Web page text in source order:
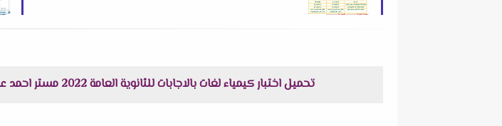
تحميل اختبار كيمياء لغات بالاجابات للثانوية العامة 2022 مستر احمد عزب في ملف pdf اكثر وضوحاً جاهز للطباعة عبر الرابط التالى :